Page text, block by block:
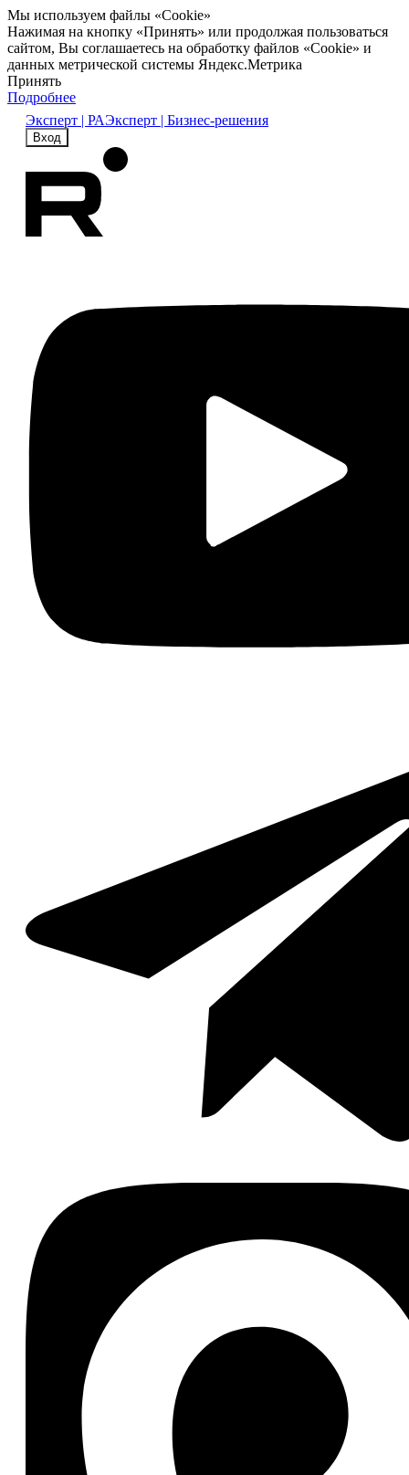
Мы используем файлы «Cookie»
Нажимая на кнопку «Принять» или продолжая пользоваться
сайтом, Вы соглашаетесь на обработку файлов «Cookie» и
данных метрической системы Яндекс.Метрика
Принять
Подробнее
Эксперт | РАЭксперт | Бизнес-решения
Вход